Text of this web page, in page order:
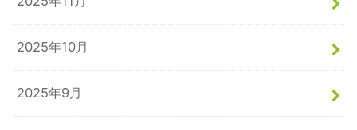
2025年10月
2025年9月